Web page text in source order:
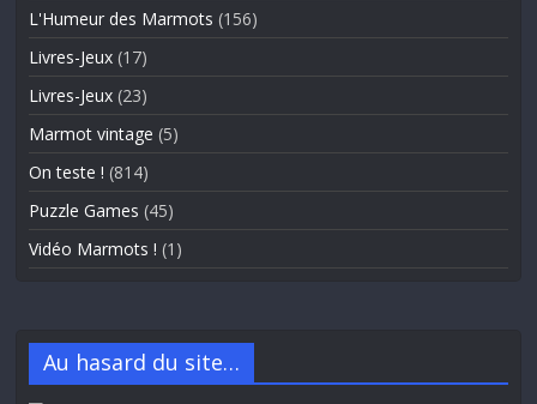
L'Humeur des Marmots (156)
Livres-Jeux (17)
Livres-Jeux (23)
Marmot vintage (5)
On teste ! (814)
Puzzle Games (45)
Vidéo Marmots ! (1)
Au hasard du site…